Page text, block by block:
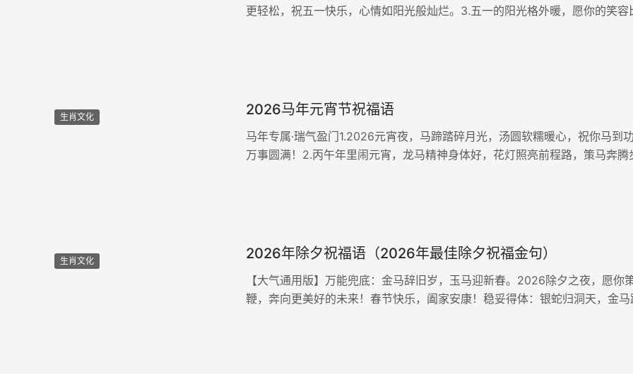
更轻松，祝五一快乐，心情如阳光般灿烂。3.五一的阳光格外暖，愿你的笑容
生肖文化 2026马年元宵节祝福语
马年专属·瑞气盈门1.2026元宵夜，马蹄踏碎月光，汤圆软糯暖心，祝你马到功
万事圆满！2.丙午年里闹元宵，龙马精神身体好，花灯照亮前程路，策马奔腾
生肖文化 2026年除夕祝福语（2026年最佳除夕祝福金句）
【大气通用版】万能兜底：金马辞旧岁，玉马迎新春。2026除夕之夜，愿你
鞭，奔向更美好的未来！春节快乐，阖家安康！稳妥得体：银蛇归洞天，金马